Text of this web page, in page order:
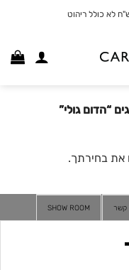
“הדום גולי”
את בחירתך.
קשר SHOW ROOM